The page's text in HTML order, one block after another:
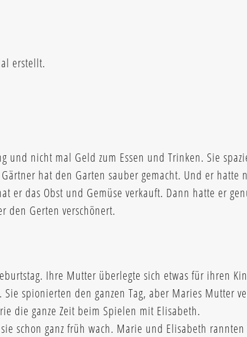
erstellt.
nicht mal Geld zum Essen und Trinken. Sie
hat den Garten sauber gemacht. Und er hatte
er das Obst und Gemüse verkauft. Dann hatte er
den Gerten verschönert.
Ihre Mutter überlegte sich etwas für ihren
spionierten den ganzen Tag, aber Maries Mutter
die ganze Zeit beim Spielen mit Elisabeth.
schon ganz früh wach. Marie und Elisabeth